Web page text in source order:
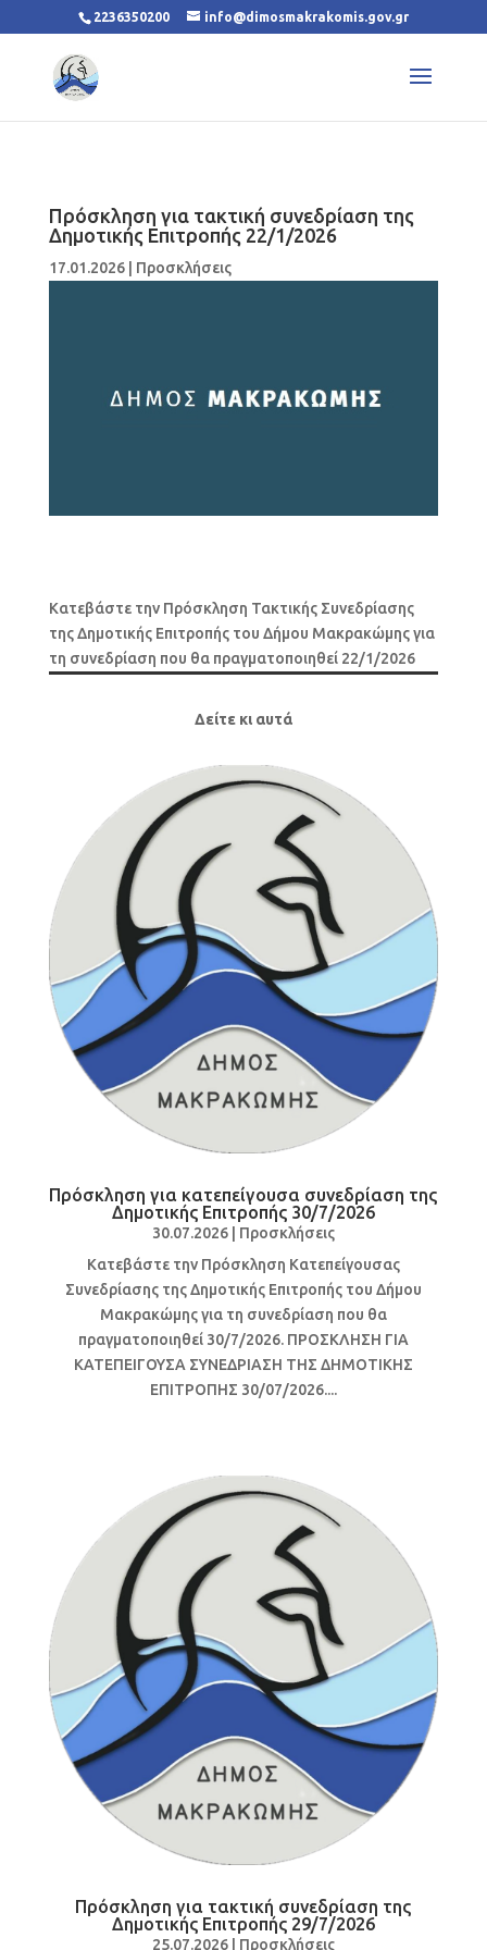
2236350200 info@dimosmakrakomis.gov.gr
Πρόσκληση για τακτική συνεδρίαση της
Δημοτικής Επιτροπής 22/1/2026
17.01.2026| Προσκλήσεις
Κατεβάστε την Πρόσκληση Τακτικής Συνεδρίασης
της Δημοτικής Επιτροπής του Δήμου Μακρακώμης για
τη συνεδρίαση που θα πραγματοποιηθεί 22/1/2026
Δείτε κι αυτά
Πρόσκληση για κατεπείγουσα συνεδρίαση της
Δημοτικής Επιτροπής 30/7/2026
30.07.2026| Προσκλήσεις
Κατεβάστε την Πρόσκληση Κατεπείγουσας
Συνεδρίασης της Δημοτικής Επιτροπής του Δήμου
Μακρακώμης για τη συνεδρίαση που θα
πραγματοποιηθεί 30/7/2026. ΠΡΟΣΚΛΗΣΗ ΓΙΑ
ΚΑΤΕΠΕΙΓΟΥΣΑ ΣΥΝΕΔΡΙΑΣΗ ΤΗΣ ΔΗΜΟΤΙΚΗΣ
ΕΠΙΤΡΟΠΗΣ 30/07/2026....
Πρόσκληση για τακτική συνεδρίαση της
Δημοτικής Επιτροπής 29/7/2026
25.07.2026| Προσκλήσεις